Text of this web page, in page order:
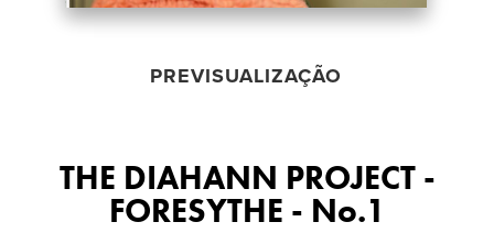
PREVISUALIZAÇÃO
THE DIAHANN PROJECT -
FORESYTHE - No.1